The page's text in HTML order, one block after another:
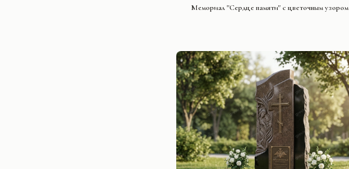
Мемориал "Сердце памяти" с цветочным узором